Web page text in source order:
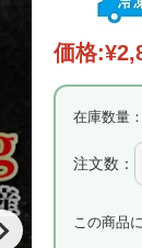
価格:
在庫数量：
注文数：
この商品